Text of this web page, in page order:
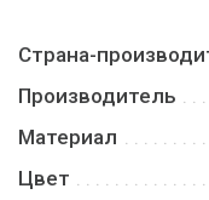
Страна-
Производитель
Материал
Цвет